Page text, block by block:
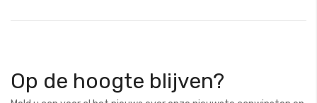
Op de hoogte blijven?